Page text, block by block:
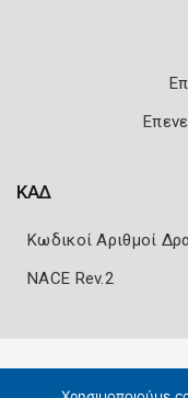
ΚΑΔ
Κωδικοί Αριθμοί
NACE Rev.2